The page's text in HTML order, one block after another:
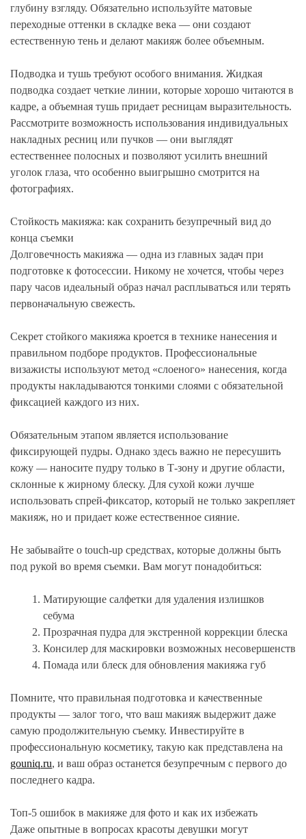
глубину взгляду. Обязательно используйте матовые
переходные оттенки в складке века — они создают
естественную тень и делают макияж более объемным.
Подводка и тушь требуют особого внимания. Жидкая
подводка создает четкие линии, которые хорошо читаются в
кадре, а объемная тушь придает ресницам выразительность.
Рассмотрите возможность использования индивидуальных
накладных ресниц или пучков — они выглядят
естественнее полосных и позволяют усилить внешний
уголок глаза, что особенно выигрышно смотрится на
фотографиях.
Стойкость макияжа: как сохранить безупречный вид до
конца съемки
Долговечность макияжа — одна из главных задач при
подготовке к фотосессии. Никому не хочется, чтобы через
пару часов идеальный образ начал расплываться или терять
первоначальную свежесть.
Секрет стойкого макияжа кроется в технике нанесения и
правильном подборе продуктов. Профессиональные
визажисты используют метод «слоеного» нанесения, когда
продукты накладываются тонкими слоями с обязательной
фиксацией каждого из них.
Обязательным этапом является использование
фиксирующей пудры. Однако здесь важно не пересушить
кожу — наносите пудру только в Т-зону и другие области,
склонные к жирному блеску. Для сухой кожи лучше
использовать спрей-фиксатор, который не только закрепляет
макияж, но и придает коже естественное сияние.
Не забывайте о touch-up средствах, которые должны быть
под рукой во время съемки. Вам могут понадобиться:
Матирующие салфетки для удаления излишков
себума
Прозрачная пудра для экстренной коррекции блеска
Консилер для маскировки возможных несовершенств
Помада или блеск для обновления макияжа губ
Помните, что правильная подготовка и качественные
продукты — залог того, что ваш макияж выдержит даже
самую продолжительную съемку. Инвестируйте в
профессиональную косметику, такую как представлена на
gouniq.ru, и ваш образ останется безупречным с первого до
последнего кадра.
Топ-5 ошибок в макияже для фото и как их избежать
Даже опытные в вопросах красоты девушки могут